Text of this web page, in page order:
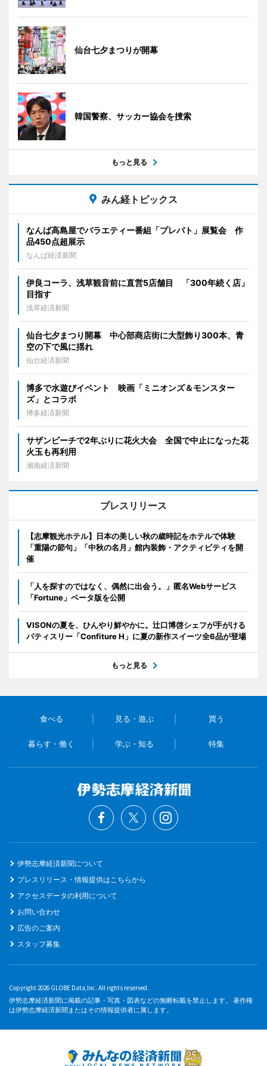
仙台七夕まつりが開幕
韓国警察、サッカー協会を捜索
もっと見る
みん経トピックス
なんば高島屋でバラエティー番組「プレバト」展覧会 作
品450点超展示
なんば経済新聞
伊良コーラ、浅草観音前に直営5店舗目 「300年続く店」
目指す
浅草経済新聞
仙台七夕まつり開幕 中心部商店街に大型飾り300本、青
空の下で風に揺れ
仙台経済新聞
博多で水遊びイベント 映画「ミニオンズ＆モンスター
ズ」とコラボ
博多経済新聞
サザンビーチで2年ぶりに花火大会 全国で中止になった花
火玉も再利用
湘南経済新聞
プレスリリース
【志摩観光ホテル】日本の美しい秋の歳時記をホテルで体験
「重陽の節句」「中秋の名月」館内装飾・アクティビティを開
催
「人を探すのではなく、偶然に出会う。」匿名Webサービス
「Fortune」ベータ版を公開
VISONの夏を、ひんやり鮮やかに。辻口博啓シェフが手がける
パティスリー「Confiture H」に夏の新作スイーツ全6品が登場
もっと見る
食べる 見る・遊ぶ 買う
暮らす・働く 学ぶ・知る 特集
伊勢志摩経済新聞について
プレスリリース・情報提供はこちらから
アクセスデータの利用について
お問い合わせ
広告のご案内
スタッフ募集
Copyright 2026 GLOBE Data,Inc. All rights reserved.
伊勢志摩経済新聞に掲載の記事・写真・図表などの無断転載を禁止します。 著作権
は伊勢志摩経済新聞またはその情報提供者に属します。